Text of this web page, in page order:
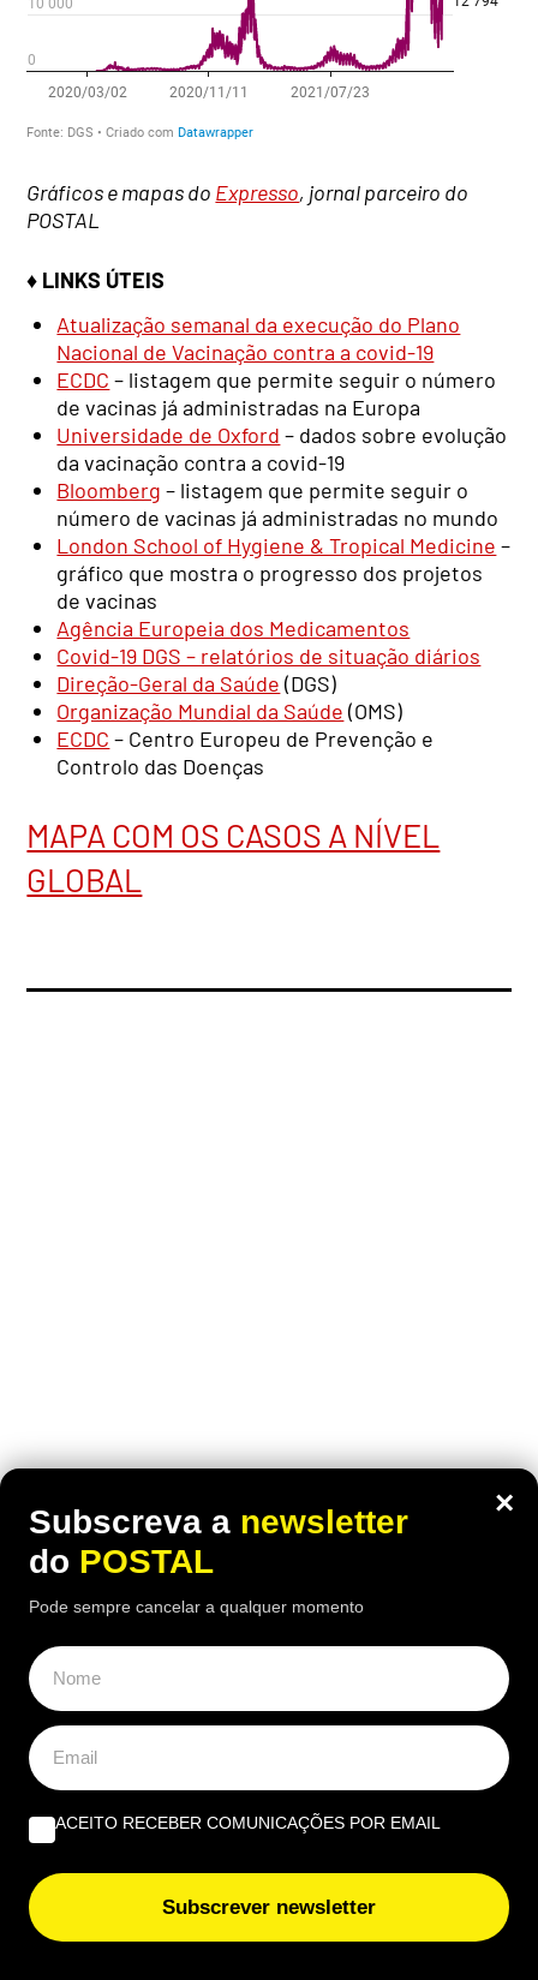
Gráficos e mapas do Expresso, jornal parceiro do
POSTAL
♦ LINKS ÚTEIS
Atualização semanal da execução do Plano
Nacional de Vacinação contra a covid-19
ECDC – listagem que permite seguir o número
de vacinas já administradas na Europa
Universidade de Oxford – dados sobre evolução
da vacinação contra a covid-19
Bloomberg – listagem que permite seguir o
número de vacinas já administradas no mundo
London School of Hygiene & Tropical Medicine –
gráfico que mostra o progresso dos projetos
de vacinas
Agência Europeia dos Medicamentos
Covid-19 DGS – relatórios de situação diários
Direção-Geral da Saúde (DGS)
Organização Mundial da Saúde (OMS)
ECDC – Centro Europeu de Prevenção e
Controlo das Doenças
MAPA COM OS CASOS A NÍVEL
GLOBAL
×
Subscreva a newsletter
do POSTAL
Pode sempre cancelar a qualquer momento
ACEITO RECEBER COMUNICAÇÕES POR EMAIL
Subscrever newsletter